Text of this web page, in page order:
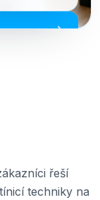
řeší
techniky na